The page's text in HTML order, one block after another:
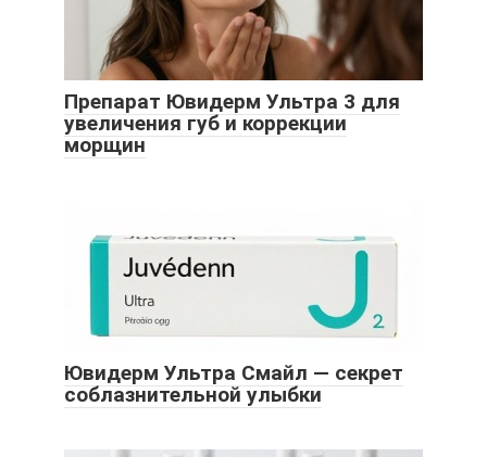
Препарат Ювидерм Ультра 3 для
увеличения губ и коррекции
морщин
Ювидерм Ультра Смайл — секрет
соблазнительной улыбки